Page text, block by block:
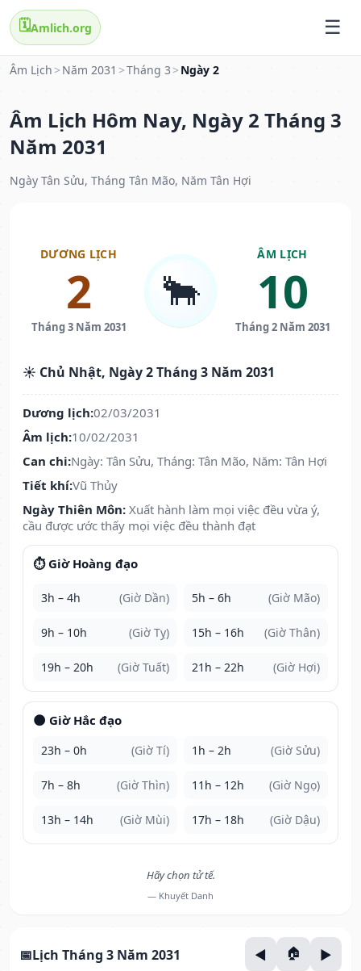
🗓️Amlich.org
Âm Lịch > Năm 2031 >Tháng 3 > Ngày 2
Âm Lịch Hôm Nay, Ngày 2 Tháng 3
Năm 2031
Ngày Tân Sửu, Tháng Tân Mão, Năm Tân Hợi
DƯƠNG LỊCH
2
Tháng 3 Năm 2031
🐂
ÂM LỊCH
10
Tháng 2 Năm 2031
☀️ Chủ Nhật, Ngày 2 Tháng 3 Năm 2031
Dương lịch:02/03/2031
Âm lịch:10/02/2031
Can chi:Ngày: Tân Sửu, Tháng: Tân Mão, Năm: Tân Hợi
Tiết khí:Vũ Thủy
Ngày Thiên Môn: Xuất hành làm mọi việc đều vừa ý,
cầu được ước thấy mọi việc đều thành đạt
⏱️ Giờ Hoàng đạo
3h – 4h (Giờ Dần) 5h – 6h (Giờ Mão)
9h – 10h (Giờ Tỵ) 15h – 16h (Giờ Thân)
19h – 20h (Giờ Tuất) 21h – 22h (Giờ Hợi)
🌑 Giờ Hắc đạo
23h – 0h (Giờ Tí) 1h – 2h (Giờ Sửu)
7h – 8h (Giờ Thìn) 11h – 12h (Giờ Ngọ)
13h – 14h (Giờ Mùi) 17h – 18h (Giờ Dậu)
Hãy chọn tử tế.
— Khuyết Danh
Lịch Tháng 3 Năm 2031